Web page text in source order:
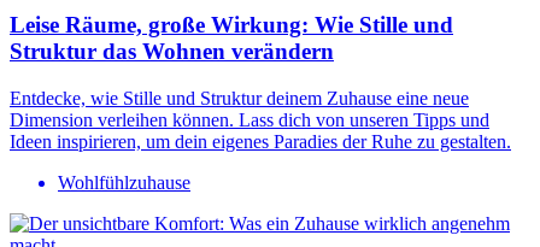
Leise Räume, große Wirkung: Wie Stille und
Struktur das Wohnen verändern
Entdecke, wie Stille und Struktur deinem Zuhause eine neue
Dimension verleihen können. Lass dich von unseren Tipps und
Ideen inspirieren, um dein eigenes Paradies der Ruhe zu gestalten.
Wohlfühlzuhause